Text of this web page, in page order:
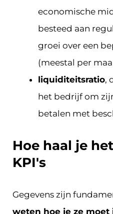
economische
besteed aan
groei over een
(meestal per
liquiditeitsratio,
het bedrijf om
betalen met
Hoe haal je
KPI's
Gegevens zijn
weten hoe je ze